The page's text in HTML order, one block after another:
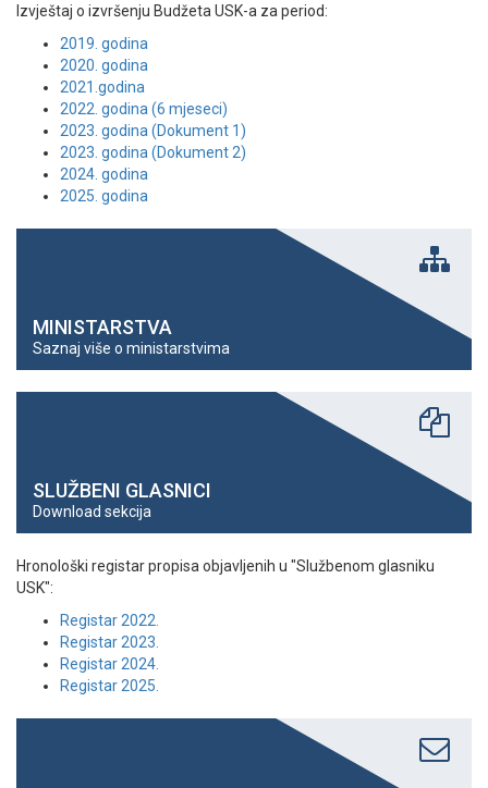
Izvještaj o izvršenju Budžeta USK-a za period:
2019. godina
2020. godina
2021.godina
2022. godina (6 mjeseci)
2023. godina (Dokument 1)
2023. godina (Dokument 2)
2024. godina
2025. godina
MINISTARSTVA
Saznaj više o ministarstvima
SLUŽBENI GLASNICI
Download sekcija
Hronološki registar propisa objavljenih u "Službenom glasniku
USK":
Registar 2022.
Registar 2023.
Registar 2024.
Registar 2025.